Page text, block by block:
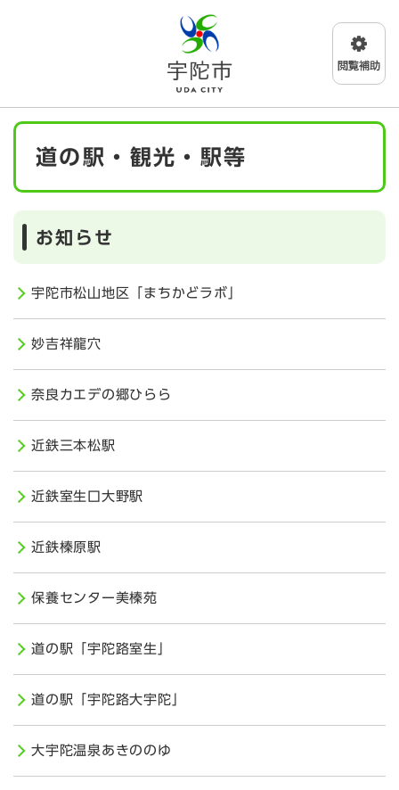
メニューを飛ばして本文へ
本
道の駅・観光・駅等
お知らせ
宇陀市松山地区「まちかどラボ」
妙吉祥龍穴
奈良カエデの郷ひらら
近鉄三本松駅
近鉄室生口大野駅
近鉄榛原駅
保養センター美榛苑
道の駅「宇陀路室生」
道の駅「宇陀路大宇陀」
大宇陀温泉あきののゆ